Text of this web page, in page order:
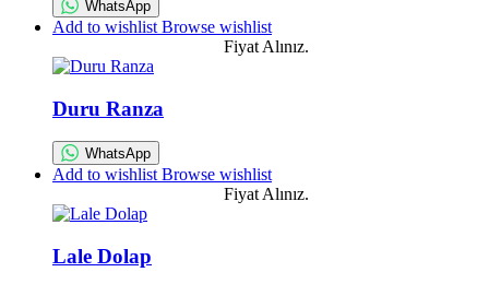
WhatsApp
Add to wishlist Browse wishlist
Fiyat Alınız.
Duru Ranza
WhatsApp
Add to wishlist Browse wishlist
Fiyat Alınız.
Lale Dolap